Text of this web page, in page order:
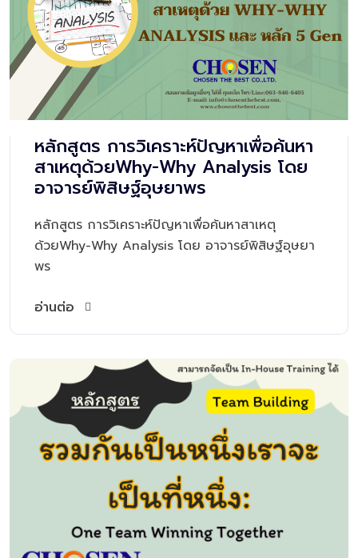
หลักสูตร การวิเคราะห์ปัญหาเพื่อค้นหา
สาเหตุด้วยWhy-Why Analysis โดย
อาจารย์พิสิษฐ์อุษยาพร
หลักสูตร การวิเคราะห์ปัญหาเพื่อค้นหาสาเหตุ
ด้วยWhy-Why Analysis โดย อาจารย์พิสิษฐ์อุษยา
พร
อ่านต่อ